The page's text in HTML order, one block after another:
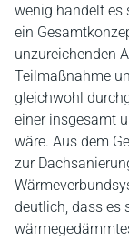
wenig handelt es
ein
unzureichenden
Teilmaßnahme
gleichwohl
einer insgesamt
wäre. Aus dem
zur
deutlich, dass es